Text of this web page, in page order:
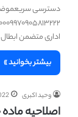
دسترسی
اداری متضمن
بیشتر بخوانید »
وحید اکبری